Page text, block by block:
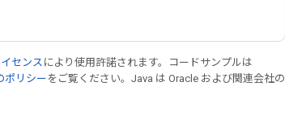
センス により使用許諾されます。コードサンプルは
ポリシーをご覧ください。Java は Oracle および関連会社の